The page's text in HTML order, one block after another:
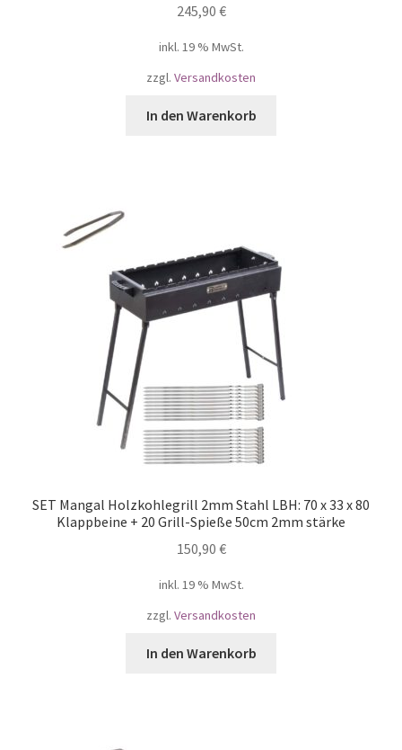
245,90 €
inkl. 19 % MwSt.
zzgl. Versandkosten
In den Warenkorb
SET Mangal Holzkohlegrill 2mm Stahl LBH: 70 x 33 х 80
Klappbeine + 20 Grill-Spieße 50cm 2mm stärke
150,90 €
inkl. 19 % MwSt.
zzgl. Versandkosten
In den Warenkorb